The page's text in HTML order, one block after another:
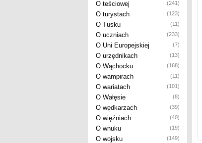
O teściowej (241)
O turystach (123)
O Tusku (11)
O uczniach (233)
O Uni Europejskiej (7)
O urzędnikach (13)
O Wąchocku (168)
O wampirach (11)
O wariatach (101)
O Wałęsie (8)
O wędkarzach (39)
O więźniach (40)
O wnuku (19)
O wojsku (149)